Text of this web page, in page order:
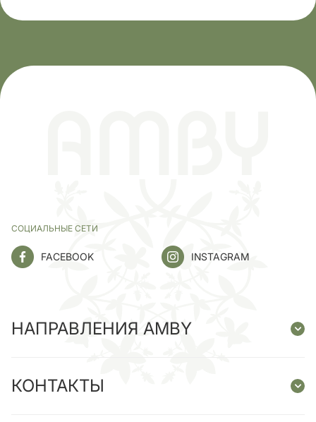
СОЦИАЛЬНЫЕ СЕТИ
FACEBOOK INSTAGRAM
НАПРАВЛЕНИЯ AMBY
КОНТАКТЫ